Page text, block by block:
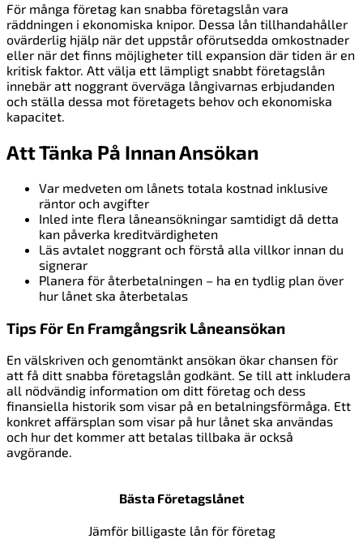
För många företag kan snabba företagslån vara
räddningen i ekonomiska knipor. Dessa lån tillhandahåller
ovärderlig hjälp när det uppstår oförutsedda omkostnader
eller när det finns möjligheter till expansion där tiden är en
kritisk faktor. Att välja ett lämpligt snabbt företagslån
innebär att noggrant överväga långivarnas erbjudanden
och ställa dessa mot företagets behov och ekonomiska
kapacitet.
Att Tänka På Innan Ansökan
Var medveten om lånets totala kostnad inklusive
räntor och avgifter
Inled inte flera låneansökningar samtidigt då detta
kan påverka kreditvärdigheten
Läs avtalet noggrant och förstå alla villkor innan du
signerar
Planera för återbetalningen – ha en tydlig plan över
hur lånet ska återbetalas
Tips För En Framgångsrik Låneansökan
En välskriven och genomtänkt ansökan ökar chansen för
att få ditt snabba företagslån godkänt. Se till att inkludera
all nödvändig information om ditt företag och dess
finansiella historik som visar på en betalningsförmåga. Ett
konkret affärsplan som visar på hur lånet ska användas
och hur det kommer att betalas tillbaka är också
avgörande.
Bästa Företagslånet
Jämför billigaste lån för företag